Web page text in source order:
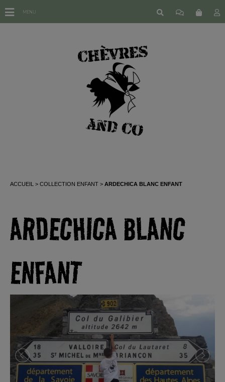
ACCUEIL COLLECTION ENFANT ARDECHICA BLANC ENFANT
ARDECHICA BLANC
ENFANT
MENU